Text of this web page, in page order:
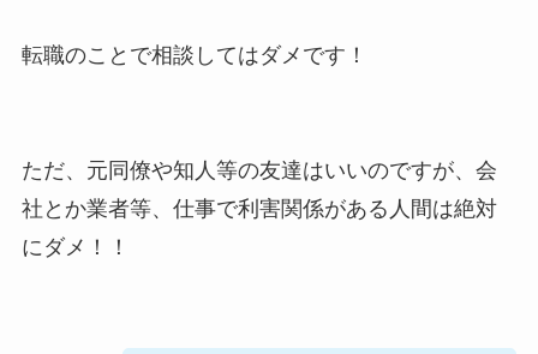
転職のことで相談してはダメです！
ただ、元同僚や知人等の友達はいいのですが、会
社とか業者等、仕事で利害関係がある人間は絶対
にダメ！！